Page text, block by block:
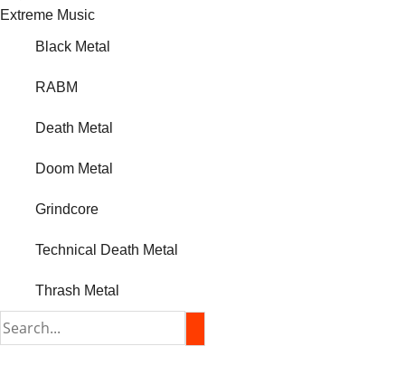
Extreme Music
Black Metal
RABM
Death Metal
Doom Metal
Grindcore
Technical Death Metal
Thrash Metal